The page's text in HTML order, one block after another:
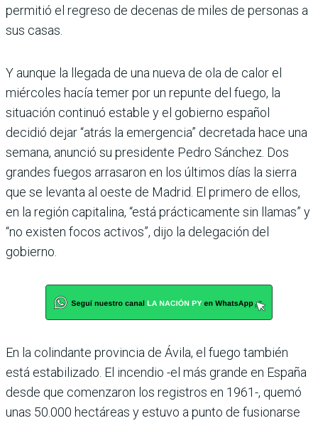
permitió el regreso de decenas de miles de personas a
sus casas.
Y aunque la llegada de una nueva de ola de calor el
miércoles hacía temer por un repunte del fuego, la
situación continuó estable y el gobierno español
decidió dejar “atrás la emergencia” decretada hace una
semana, anunció su presidente Pedro Sánchez. Dos
grandes fuegos arrasaron en los últimos días la sierra
que se levanta al oeste de Madrid. El primero de ellos,
en la región capitalina, “está prácticamente sin llamas” y
“no existen focos activos”, dijo la delegación del
gobierno.
En la colindante provincia de Ávila, el fuego también
está estabilizado. El incendio -el más grande en España
desde que comenzaron los registros en 1961-, quemó
unas 50.000 hectáreas y estuvo a punto de fusionarse